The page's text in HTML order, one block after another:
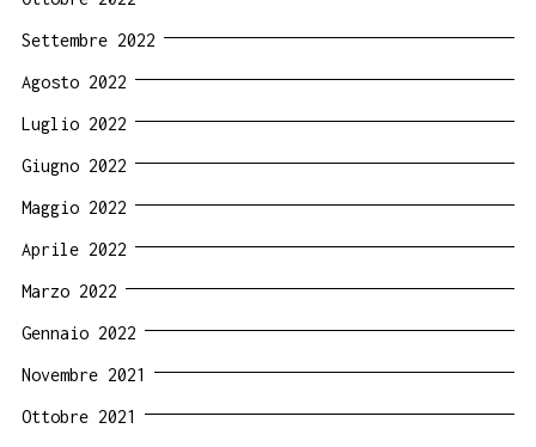
Settembre 2022
Agosto 2022
Luglio 2022
Giugno 2022
Maggio 2022
Aprile 2022
Marzo 2022
Gennaio 2022
Novembre 2021
Ottobre 2021